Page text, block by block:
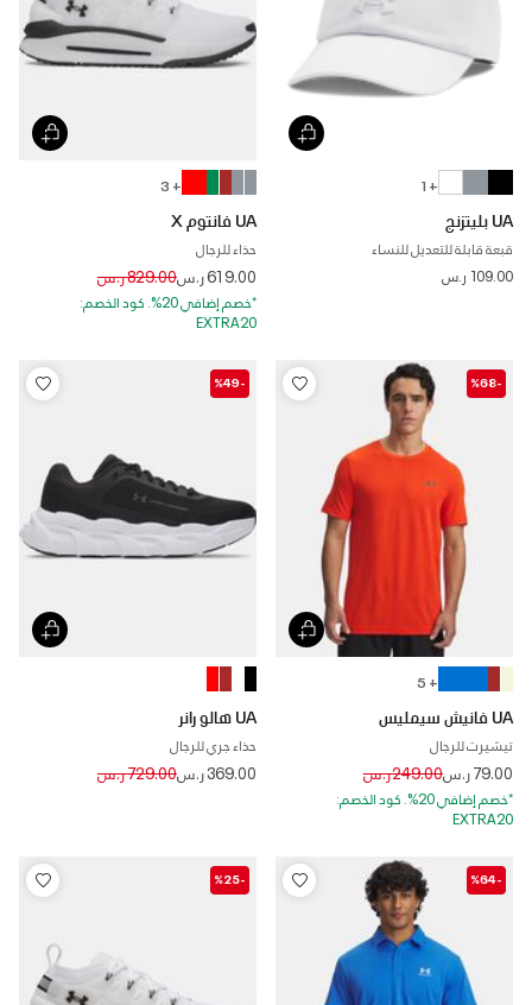
+ 1
UA بليتزنج
قبعة قابلة للتعديل للنساء
109.00 ر.س
+ 3
UA فانتوم X
حذاء للرجال
619.00 ر.س Price reduced from
829.00 ر.س to
*خصم إضافي 20%. كود الخصم:
EXTRA20
-%68
+ 5
UA فانيش سيمليس
تيشيرت للرجال
79.00 ر.س Price reduced from
249.00 ر.س to
*خصم إضافي 20%. كود الخصم:
EXTRA20
-%49
UA هالو رانر
حذاء جري للرجال
369.00 ر.س Price reduced from
729.00 ر.س to
-%64
-%25